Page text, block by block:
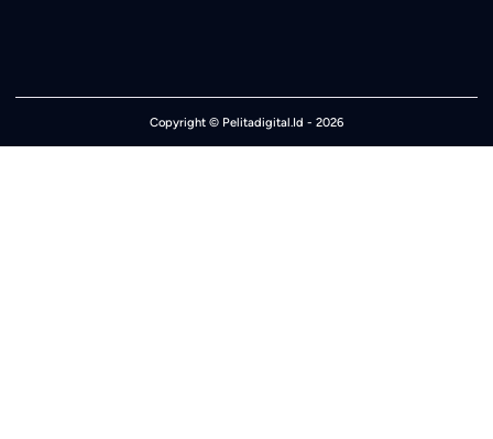
Copyright © Pelitadigital.Id - 2026